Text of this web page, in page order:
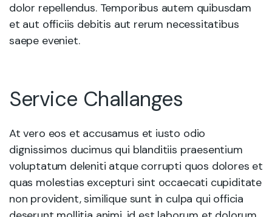
dolor repellendus. Temporibus autem quibusdam
et aut officiis debitis aut rerum necessitatibus
saepe eveniet.
Service Challanges
At vero eos et accusamus et iusto odio
dignissimos ducimus qui blanditiis praesentium
voluptatum deleniti atque corrupti quos dolores et
quas molestias excepturi sint occaecati cupiditate
non provident, similique sunt in culpa qui officia